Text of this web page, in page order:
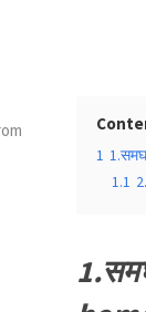
1
1.1